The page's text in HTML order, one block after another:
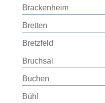
Brackenheim
Bretten
Bretzfeld
Bruchsal
Buchen
Bühl